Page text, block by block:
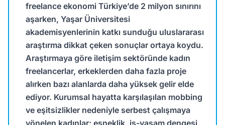
freelance ekonomi Türkiye’de 2 milyon sınırını
aşarken, Yaşar Üniversitesi
akademisyenlerinin katkı sunduğu uluslararası
araştırma dikkat çeken sonuçlar ortaya koydu.
Araştırmaya göre iletişim sektöründe kadın
freelancerlar, erkeklerden daha fazla proje
alırken bazı alanlarda daha yüksek gelir elde
ediyor. Kurumsal hayatta karşılaşılan mobbing
ve eşitsizlikler nedeniyle serbest çalışmaya
yönelen kadınlar; esneklik, iş-yaşam dengesi